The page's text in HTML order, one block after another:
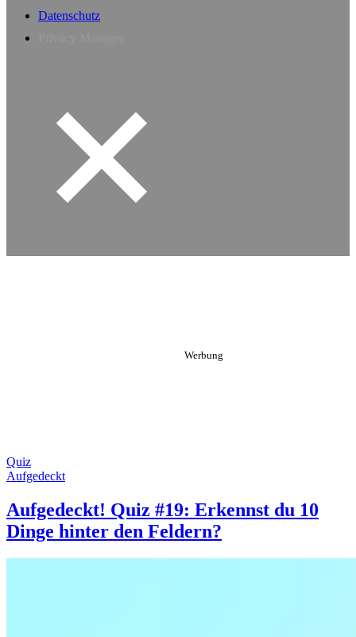
Datenschutz
Quiz
Aufgedeckt
Aufgedeckt! Quiz #19: Erkennst du 10
Dinge hinter den Feldern?